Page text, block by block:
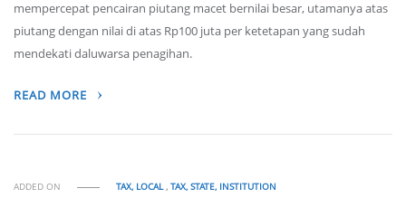
mempercepat pencairan piutang macet bernilai besar, utamanya atas
piutang dengan nilai di atas Rp100 juta per ketetapan yang sudah
mendekati daluwarsa penagihan.
READ MORE
ADDED ON TAX, LOCAL,TAX, STATE, INSTITUTION